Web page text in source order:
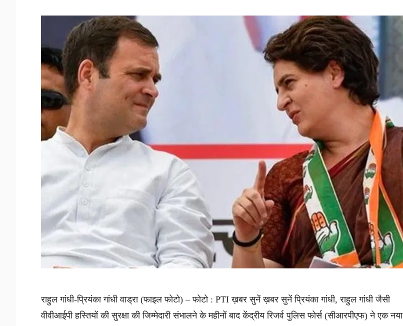
राहुल गांधी-प्रियंका गांधी वाड्रा (फाइल फोटो) – फोटो : PTI ख़बर सुनें ख़बर सुनें प्रियंका गांधी, राहुल गांधी जैसी
वीवीआईपी हस्तियों की सुरक्षा की जिम्मेदारी संभालने के महीनों बाद केंद्रीय रिजर्व पुलिस फोर्स (सीआरपीएफ) ने एक नया